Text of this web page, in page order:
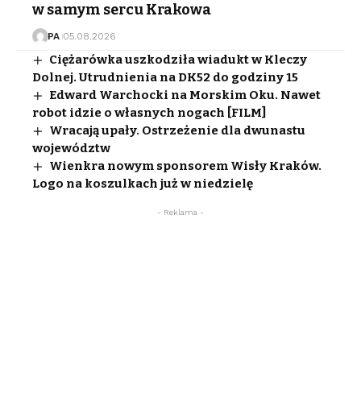
w samym sercu Krakowa
PA 05.08.2026
Ciężarówka uszkodziła wiadukt w Kleczy
Dolnej. Utrudnienia na DK52 do godziny 15
Edward Warchocki na Morskim Oku. Nawet
robot idzie o własnych nogach [FILM]
Wracają upały. Ostrzeżenie dla dwunastu
województw
Wienkra nowym sponsorem Wisły Kraków.
Logo na koszulkach już w niedzielę
- Reklama -